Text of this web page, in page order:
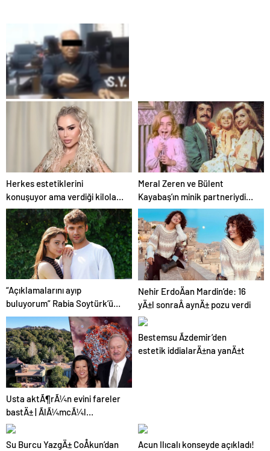
25 Yıllık Miras Davasında
Gözler Temmuz Ayındaki
Karar Duruşmasına Çevrildi
Herkes estetiklerini
konuşuyor ama verdiği kiloları
kimse görmüyor…Şarkıcı
Ceylan sitem etti!
Meral Zeren ve Bülent
Kayabaş’ın minik partneriydi…
Şimdilerin yıldız ismini tanıdınız
mı?
“Açıklamalarını ayıp
buluyorum” Rabia Soytürk’ün
sözlerine Caner Topçu’dan
tokat gibi cevap!
Nehir ErdoÄan Mardin’de: 16
yÄ±l sonraÂ aynÄ± pozu verdi
Usta aktÃ¶rÃ¼n evini fareler
bastÄ± | ÃlÃ¼mcÃ¼l
hastalÄ±k malikanede kol
Bestemsu Ãzdemir’den
estetik iddialarÄ±na yanÄ±t
Su Burcu YazgÄ± CoÅkun’dan
Acun Ilıcalı konseyde açıkladı!